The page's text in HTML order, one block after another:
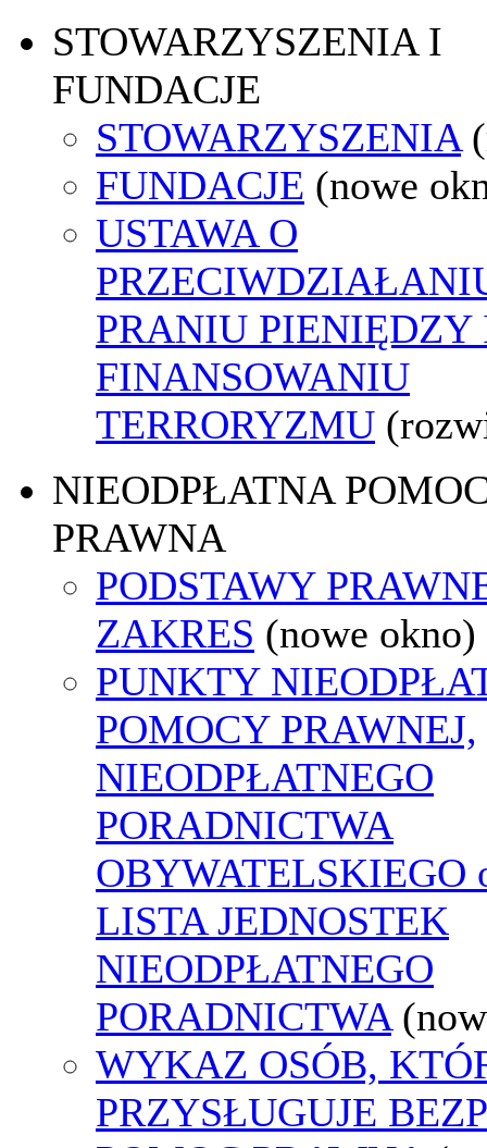
STOWARZYSZENIA I
FUNDACJE
STOWARZYSZENIA
FUNDACJE (nowe
USTAWA O
PRANIU PIENIĘDZY
FINANSOWANIU
TERRORYZMU
NIEODPŁATNA
PRAWNA
PODSTAWY
ZAKRES (nowe okno)
PUNKTY
POMOCY PRAWNEJ,
NIEODPŁATNEGO
PORADNICTWA
OBYWATELSKIEGO
LISTA JEDNOSTEK
NIEODPŁATNEGO
PORADNICTWA
WYKAZ OSÓB,
PRZYSŁUGUJE